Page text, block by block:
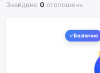
Знайдено 0 оголошень
Безпечно